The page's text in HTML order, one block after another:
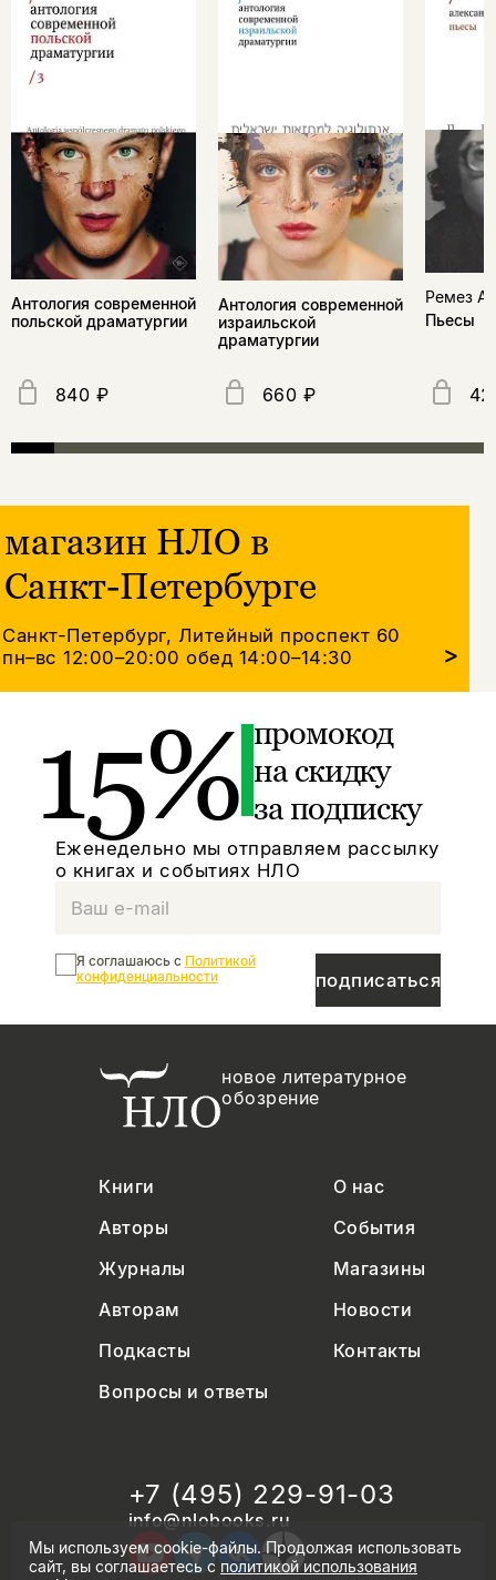
Антология современной
польской драматургии
840 ₽
Антология современной
израильской
драматургии
660 ₽
Ремез
Пьесы
магазин НЛО в
Санкт-Петербурге
Санкт-Петербург, Литейный проспект 60
пн–вс 12:00–20:00обед 14:00–14:30 >
15% промокод
на скидку
за подписку
Еженедельно мы отправляем рассылку
о книгах и событиях НЛО
подписаться
Я соглашаюсь с Политикой
конфиденциальности
новое литературное
обозрение
Книги
О нас
Авторы
События
Журналы
Магазины
Авторам
Новости
Подкасты
Контакты
Вопросы и ответы
+7 (495) 229-91-03
info@nlobooks.ru
Мы используем cookie-файлы. Продолжая использовать
сайт, вы соглашаетесь сполитикой использования